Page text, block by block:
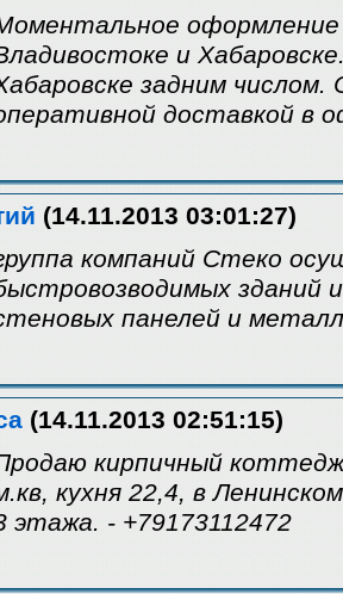
оформление
и
задним числом.
доставкой в
(14.11.2013 03:01:27)
компаний Стеко
зданий
панелей и
(14.11.2013 02:51:15)
кирпичный
кухня 22,4, в
этажа. - +79173112472